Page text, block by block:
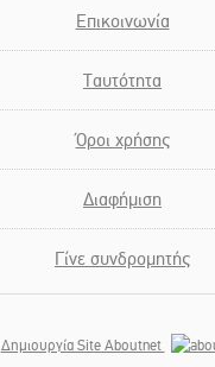
Επικοινωνία
Ταυτότητα
Όροι χρήσης
Διαφήμιση
Γίνε συνδρομητής
Δημιουργία Site Aboutnet